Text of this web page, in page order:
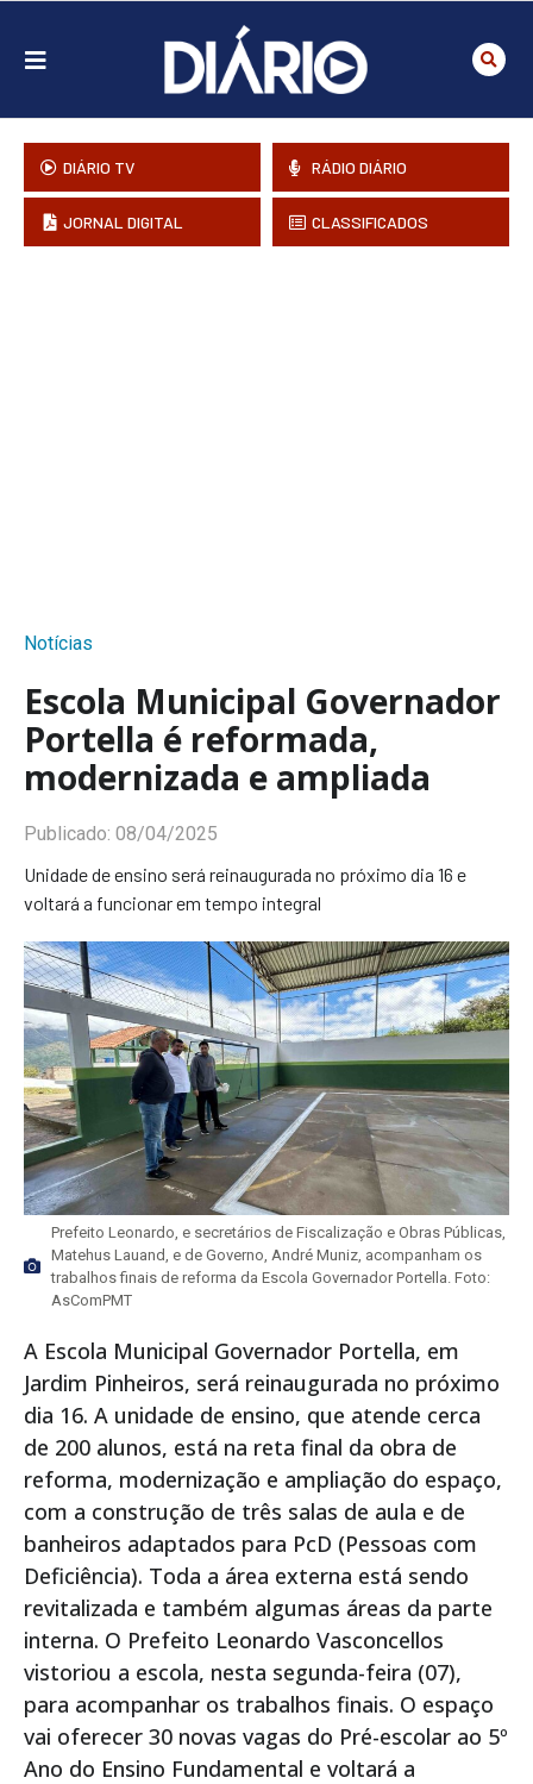
DIÁRIO TV RÁDIO DIÁRIO
JORNAL DIGITAL CLASSIFICADOS
Notícias
Escola Municipal Governador
Portella é reformada,
modernizada e ampliada
Publicado: 08/04/2025
Unidade de ensino será reinaugurada no próximo dia 16 e
voltará a funcionar em tempo integral
Prefeito Leonardo, e secretários de Fiscalização e Obras Públicas,
Matehus Lauand, e de Governo, André Muniz, acompanham os
trabalhos finais de reforma da Escola Governador Portella. Foto:
AsComPMT
A Escola Municipal Governador Portella, em
Jardim Pinheiros, será reinaugurada no próximo
dia 16. A unidade de ensino, que atende cerca
de 200 alunos, está na reta final da obra de
reforma, modernização e ampliação do espaço,
com a construção de três salas de aula e de
banheiros adaptados para PcD (Pessoas com
Deficiência). Toda a área externa está sendo
revitalizada e também algumas áreas da parte
interna. O Prefeito Leonardo Vasconcellos
vistoriou a escola, nesta segunda-feira (07),
para acompanhar os trabalhos finais. O espaço
vai oferecer 30 novas vagas do Pré-escolar ao 5º
Ano do Ensino Fundamental e voltará a